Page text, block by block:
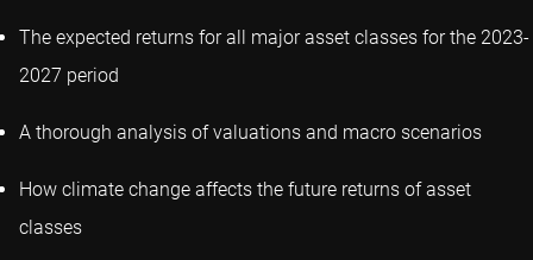
The expected returns for all major asset classes for the 2023-
2027 period
A thorough analysis of valuations and macro scenarios
How climate change affects the future returns of asset
classes